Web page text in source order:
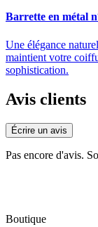
Barrette en métal
Une élégance
maintient votre
sophistication.
Avis clients
Écrire un avis
Pas encore d'avis.
Boutique